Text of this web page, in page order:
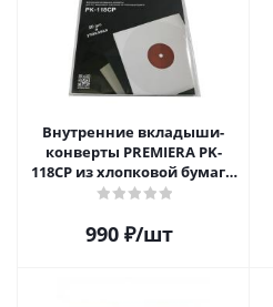
Внутренние вкладыши-
конверты PREMIERA PK-
118CP из хлопковой бумаги
для 12" виниловых
990 ₽/шт